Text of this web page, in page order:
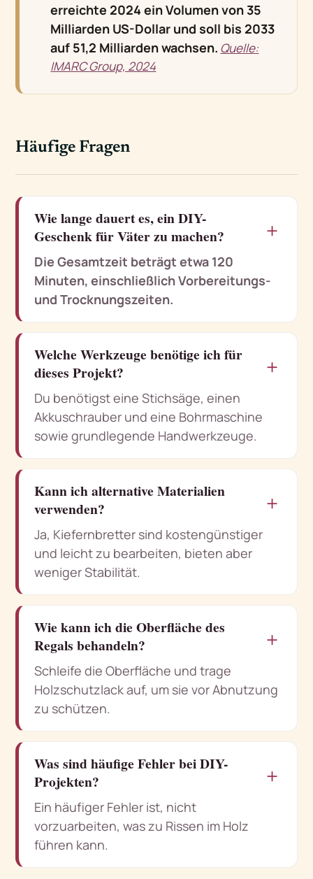
erreichte 2024 ein Volumen von 35
Milliarden US-Dollar und soll bis 2033
auf 51,2 Milliarden wachsen. Quelle:
IMARC Group, 2024
Häufige Fragen
Wie lange dauert es, ein DIY-
Geschenk für Väter zu machen?
＋
Die Gesamtzeit beträgt etwa 120
Minuten, einschließlich Vorbereitungs-
und Trocknungszeiten.
Welche Werkzeuge benötige ich für
dieses Projekt?
＋
Du benötigst eine Stichsäge, einen
Akkuschrauber und eine Bohrmaschine
sowie grundlegende Handwerkzeuge.
Kann ich alternative Materialien
verwenden?
＋
Ja, Kiefernbretter sind kostengünstiger
und leicht zu bearbeiten, bieten aber
weniger Stabilität.
Wie kann ich die Oberfläche des
Regals behandeln?
＋
Schleife die Oberfläche und trage
Holzschutzlack auf, um sie vor Abnutzung
zu schützen.
Was sind häufige Fehler bei DIY-
Projekten?
＋
Ein häufiger Fehler ist, nicht
vorzuarbeiten, was zu Rissen im Holz
führen kann.